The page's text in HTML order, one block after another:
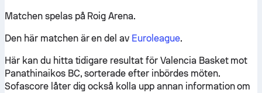
Matchen spelas på Roig Arena.
Den här matchen är en del av Euroleague.
Här kan du hitta tidigare resultat för Valencia Basket mot
Panathinaikos BC, sorterade efter inbördes möten.
Sofascore låter dig också kolla upp annan information om